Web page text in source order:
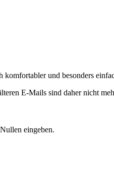
und besonders
E-Mails sind daher nicht
eingeben.